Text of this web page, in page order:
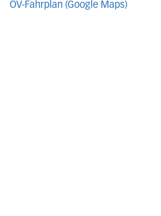
ÖV-Fahrplan (Google Maps)